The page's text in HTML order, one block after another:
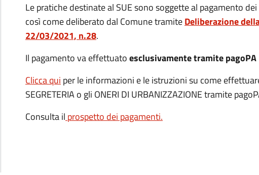
Le pratiche destinate al SUE sono soggette al pagamento
così come deliberato dal Comune tramiteDeliberazione
22/03/2021, n.28.
Il pagamento va effettuatoesclusivamente tramite pagoPA
Clicca qui per le informazioni e le istruzioni su come
SEGRETERIA o gli ONERI DI URBANIZZAZIONE tramite
Consulta il prospetto dei pagamenti.